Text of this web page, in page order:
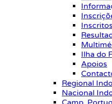
Inscritos
Ilha do
Apoios
Regional
Nacional